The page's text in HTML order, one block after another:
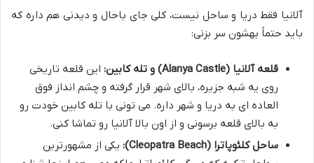
آلانیا فقط دریا و ساحل نیست، کلی جای باحال و دیدنی هم داره که
باید حتماً بهشون سر بزنی:
قلعه آلانیا (Alanya Castle) و تله کابین:
این قلعه تاریخی
روی یه شبه جزیره، بالای شهر قرار گرفته و چشم انداز فوق
العاده ای به دریا و شهر داره. می تونی با تله کابین خودت رو
به بالای قلعه برسونی و از اون بالا آلانیا رو تماشا کنی.
ساحل کلئوپاترا (Cleopatra Beach):
یکی از مشهورترین